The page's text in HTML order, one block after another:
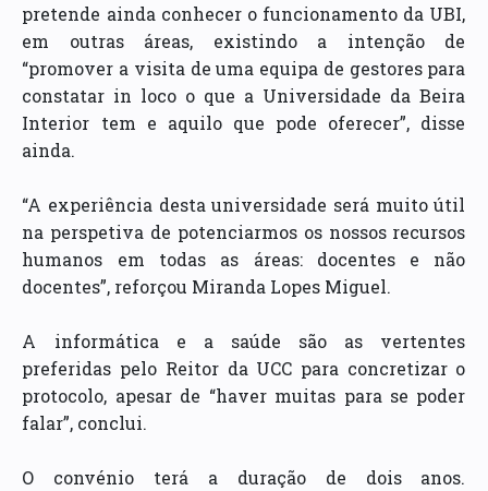
pretende ainda conhecer o funcionamento da UBI,
em outras áreas, existindo a intenção de
“promover a visita de uma equipa de gestores para
constatar in loco o que a Universidade da Beira
Interior tem e aquilo que pode oferecer”, disse
ainda.
“A experiência desta universidade será muito útil
na perspetiva de potenciarmos os nossos recursos
humanos em todas as áreas: docentes e não
docentes”, reforçou Miranda Lopes Miguel.
A informática e a saúde são as vertentes
preferidas pelo Reitor da UCC para concretizar o
protocolo, apesar de “haver muitas para se poder
falar”, conclui.
O convénio terá a duração de dois anos.